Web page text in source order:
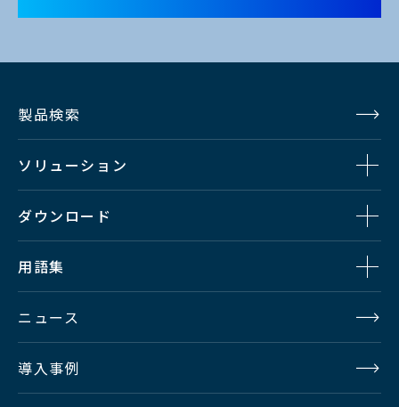
製品検索
ソリューション
ダウンロード
用語集
ニュース
導入事例